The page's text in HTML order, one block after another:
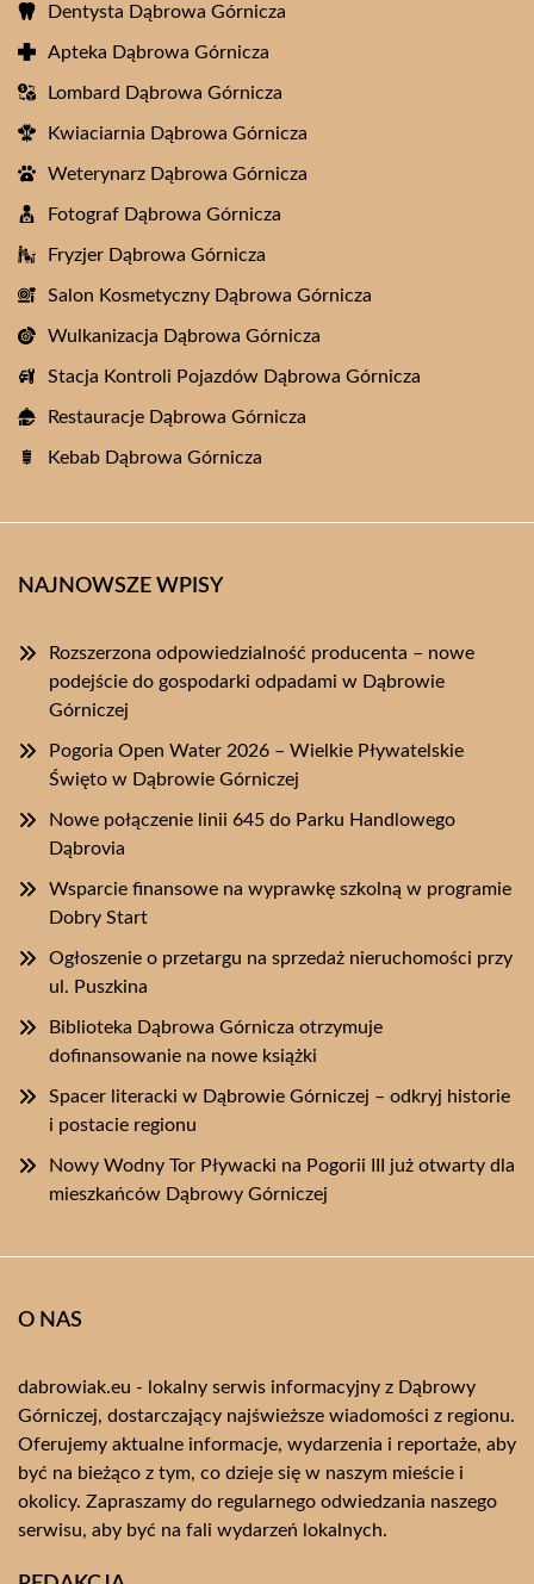
Dentysta Dąbrowa Górnicza
Apteka Dąbrowa Górnicza
Lombard Dąbrowa Górnicza
Kwiaciarnia Dąbrowa Górnicza
Weterynarz Dąbrowa Górnicza
Fotograf Dąbrowa Górnicza
Fryzjer Dąbrowa Górnicza
Salon Kosmetyczny Dąbrowa Górnicza
Wulkanizacja Dąbrowa Górnicza
Stacja Kontroli Pojazdów Dąbrowa Górnicza
Restauracje Dąbrowa Górnicza
Kebab Dąbrowa Górnicza
NAJNOWSZE WPISY
Rozszerzona odpowiedzialność producenta – nowe
podejście do gospodarki odpadami w Dąbrowie
Górniczej
Pogoria Open Water 2026 – Wielkie Pływatelskie
Święto w Dąbrowie Górniczej
Nowe połączenie linii 645 do Parku Handlowego
Dąbrovia
Wsparcie finansowe na wyprawkę szkolną w programie
Dobry Start
Ogłoszenie o przetargu na sprzedaż nieruchomości przy
ul. Puszkina
Biblioteka Dąbrowa Górnicza otrzymuje
dofinansowanie na nowe książki
Spacer literacki w Dąbrowie Górniczej – odkryj historie
i postacie regionu
Nowy Wodny Tor Pływacki na Pogorii III już otwarty dla
mieszkańców Dąbrowy Górniczej
O NAS
dabrowiak.eu - lokalny serwis informacyjny z Dąbrowy
Górniczej, dostarczający najświeższe wiadomości z regionu.
Oferujemy aktualne informacje, wydarzenia i reportaże, aby
być na bieżąco z tym, co dzieje się w naszym mieście i
okolicy. Zapraszamy do regularnego odwiedzania naszego
serwisu, aby być na fali wydarzeń lokalnych.